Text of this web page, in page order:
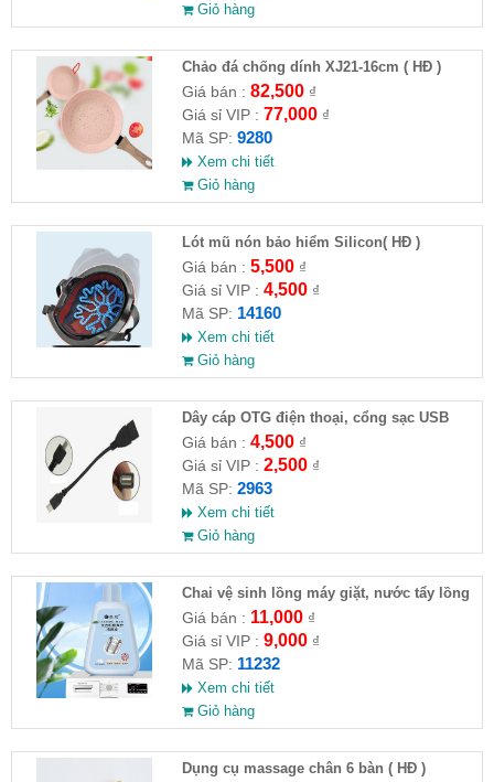
Giỏ hàng
Chảo đá chống dính XJ21-16cm ( HĐ )
Giá bán : 82,500₫
Giá sỉ VIP : 77,000₫
Mã SP: 9280
Xem chi tiết
Giỏ hàng
Lót mũ nón bảo hiểm Silicon( HĐ )
Giá bán : 5,500₫
Giá sỉ VIP : 4,500₫
Mã SP: 14160
Xem chi tiết
Giỏ hàng
Dây cáp OTG điện thoại, cổng sạc USB
Giá bán : 4,500₫
Giá sỉ VIP : 2,500₫
Mã SP: 2963
Xem chi tiết
Giỏ hàng
Chai vệ sinh lồng máy giặt, nước tẩy lồng
máy giặt CLEANING FLUID
Giá bán : 11,000₫
Giá sỉ VIP : 9,000₫
Mã SP: 11232
Xem chi tiết
Giỏ hàng
Dụng cụ massage chân 6 bàn ( HĐ )